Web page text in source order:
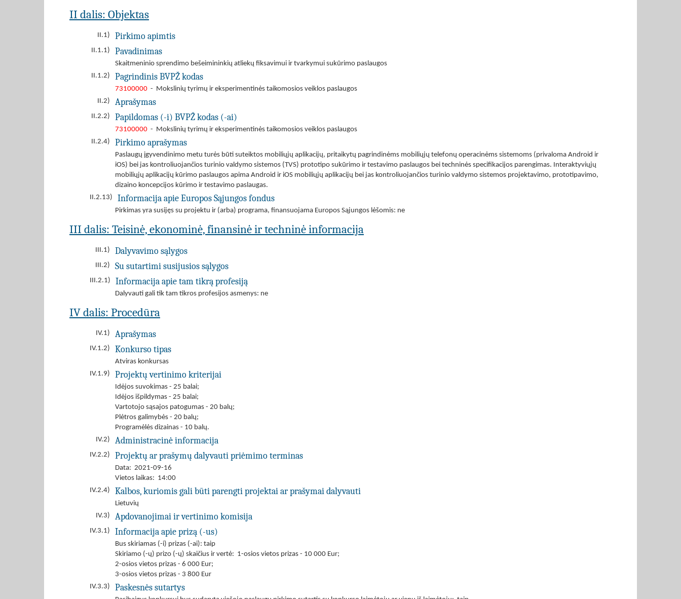
II dalis: Objektas
II.1) Pirkimo apimtis
II.1.1) Pavadinimas
Skaitmeninio sprendimo bešeimininkių atliekų fiksavimui ir tvarkymui sukūrimo paslaugos
II.1.2)
Pagrindinis BVPŽ kodas
73100000 - Mokslinių tyrimų ir eksperimentinės taikomosios veiklos paslaugos
II.2)
Aprašymas
II.2.2) Papildomas (-i) BVPŽ kodas (-ai)
73100000 - Mokslinių tyrimų ir eksperimentinės taikomosios veiklos paslaugos
II.2.4)
Pirkimo aprašymas
Paslaugų įgyvendinimo metu turės būti suteiktos mobiliųjų aplikacijų, pritaikytų pagrindinėms mobiliųjų telefonų operacinėms sistemoms (privaloma Android ir
iOS) bei jas kontroliuojančios turinio valdymo sistemos (TVS) prototipo sukūrimo ir testavimo paslaugos bei techninės specifikacijos parengimas. Interaktyviųjų
mobiliųjų aplikacijų kūrimo paslaugos apima Android ir iOS mobiliųjų aplikacijų bei jas kontroliuojančios turinio valdymo sistemos projektavimo, prototipavimo,
dizaino koncepcijos kūrimo ir testavimo paslaugas.
II.2.13)
Informacija apie Europos Sąjungos fondus
Pirkimas yra susijęs su projektu ir (arba) programa, finansuojama Europos Sąjungos lėšomis: ne
III dalis: Teisinė, ekonominė, finansinė ir techninė informacija
III.1) Dalyvavimo sąlygos
III.2) Su sutartimi susijusios sąlygos
III.2.1) Informacija apie tam tikrą profesiją
Dalyvauti gali tik tam tikros profesijos asmenys: ne
IV dalis: Procedūra
IV.1) Aprašymas
IV.1.2) Konkurso tipas
Atviras konkursas
IV.1.9)
Projektų vertinimo kriterijai
Idėjos suvokimas - 25 balai;
Idėjos išpildymas - 25 balai;
Vartotojo sąsajos patogumas - 20 balų;
Plėtros galimybės - 20 balų;
Programėlės dizainas - 10 balų.
IV.2)
Administracinė informacija
IV.2.2) Projektų ar prašymų dalyvauti priėmimo terminas
Data: 2021-09-16
Vietos laikas: 14:00
IV.2.4)
Kalbos, kuriomis gali būti parengti projektai ar prašymai dalyvauti
Lietuvių
IV.3)
Apdovanojimai ir vertinimo komisija
IV.3.1) Informacija apie prizą (-us)
Bus skiriamas (-i) prizas (-ai): taip
Skiriamo (-ų) prizo (-ų) skaičius ir vertė: 1-osios vietos prizas - 10 000 Eur;
2-osios vietos prizas - 6 000 Eur;
3-osios vietos prizas - 3 800 Eur
IV.3.3)
Paskesnės sutartys